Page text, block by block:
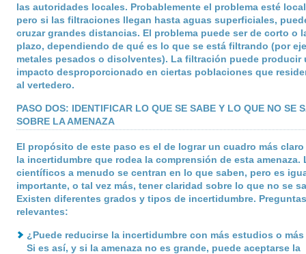
las autoridades locales. Probablemente el problema esté
pero si las filtraciones llegan hasta aguas superficiales,
cruzar grandes distancias. El problema puede ser de corto o
plazo, dependiendo de qué es lo que se está filtrando (por
metales pesados o disolventes). La filtración puede producir
impacto desproporcionado en ciertas poblaciones que
al vertedero.
PASO DOS: IDENTIFICAR LO QUE SE SABE Y LO QUE NO SE
SOBRE LA AMENAZA
El propósito de este paso es el de lograr un cuadro más claro
la incertidumbre que rodea la comprensión de esta amenaza.
científicos a menudo se centran en lo que saben, pero es
importante, o tal vez más, tener claridad sobre lo que no se
Existen diferentes grados y tipos de incertidumbre. Preguntas
relevantes:
¿Puede reducirse la incertidumbre con más estudios o
Si es así, y si la amenaza no es grande, puede aceptarse la